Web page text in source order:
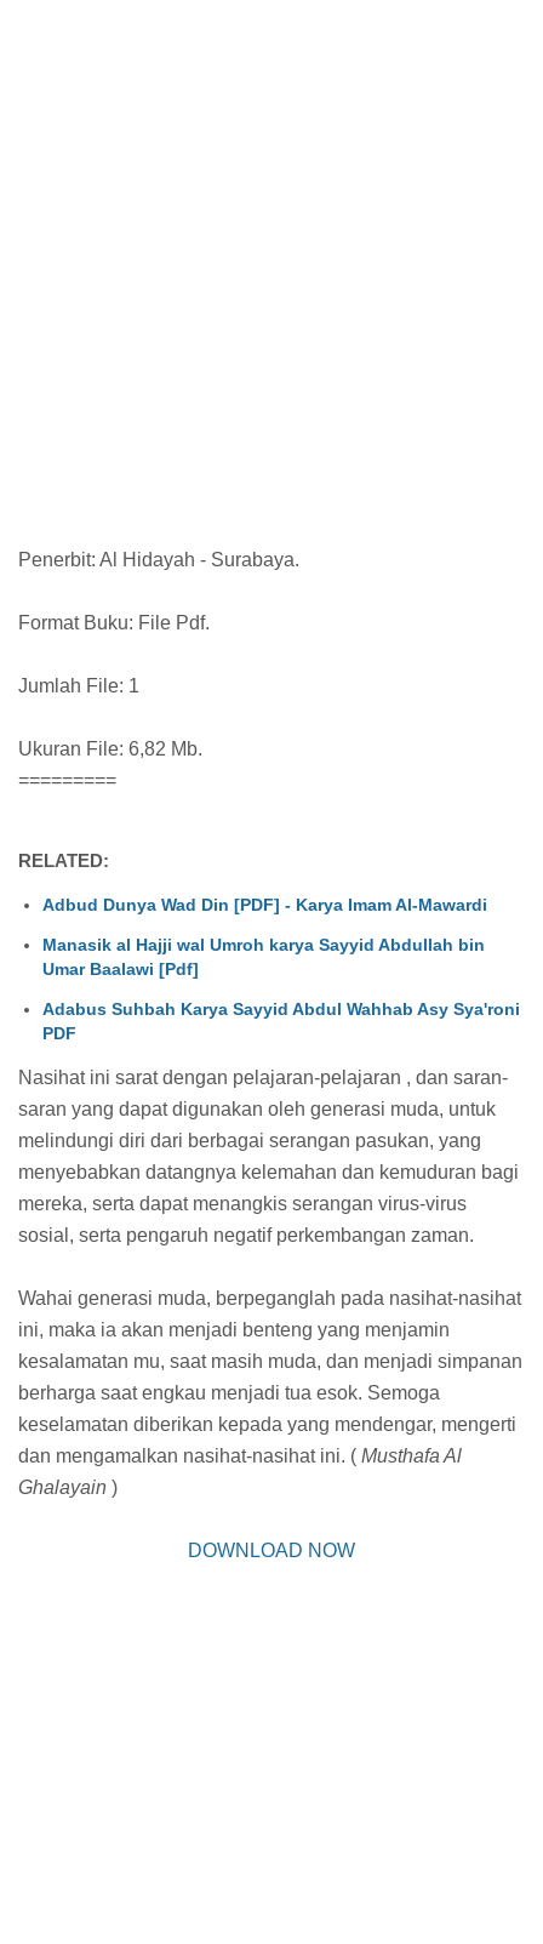
Penerbit: Al Hidayah - Surabaya.
Format Buku: File Pdf.
Jumlah File: 1
Ukuran File: 6,82 Mb.
=========
RELATED:
Adbud Dunya Wad Din [PDF] - Karya Imam Al-Mawardi
Manasik al Hajji wal Umroh karya Sayyid Abdullah bin
Umar Baalawi [Pdf]
Adabus Suhbah Karya Sayyid Abdul Wahhab Asy Sya'roni
PDF
Nasihat ini sarat dengan pelajaran-pelajaran , dan saran-
saran yang dapat digunakan oleh generasi muda, untuk
melindungi diri dari berbagai serangan pasukan, yang
menyebabkan datangnya kelemahan dan kemuduran bagi
mereka, serta dapat menangkis serangan virus-virus
sosial, serta pengaruh negatif perkembangan zaman.
Wahai generasi muda, berpeganglah pada nasihat-nasihat
ini, maka ia akan menjadi benteng yang menjamin
kesalamatan mu, saat masih muda, dan menjadi simpanan
berharga saat engkau menjadi tua esok. Semoga
keselamatan diberikan kepada yang mendengar, mengerti
dan mengamalkan nasihat-nasihat ini. ( Musthafa Al
Ghalayain )
DOWNLOAD NOW